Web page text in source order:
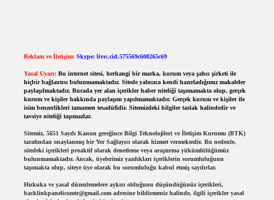
Reklam ve İletişim: Skype: live:.cid.575569c608265c69
Yasal Uyarı: Bu internet sitesi, herhangi bir marka, kurum veya şahıs şirketi ile
hiçbir bağlantısı bulunmamaktadır. Sitede yalnızca kendi hazırladığımız makaleler
paylaşılmaktadır. Burada yer alan içerikler haber niteliği taşımamakta olup, gerçek
kurum ve kişiler hakkında paylaşım yapılmamaktadır. Gerçek kurum ve kişiler ile
isim benzerlikleri tamamen tesadüfidir. Sitemizdeki bilgiler taslak halindedir ve
tavsiye niteliği taşımazlar.
Sitemiz, 5651 Sayılı Kanun gereğince Bilgi Teknolojileri ve İletişim Kurumu (BTK)
tarafından onaylanmış bir Yer Sağlayıcı olarak hizmet vermektedir. Bu nedenle,
sitedeki içerikleri proaktif olarak denetleme veya araştırma yükümlülüğümüz
bulunmamaktadır. Ancak, üyelerimiz yazdıkları içeriklerin sorumluluğunu
taşımakta olup, siteye üye olarak bu sorumluluğu kabul etmiş sayılırlar.
Hukuka ve yasal düzenlemelere aykırı olduğunu düşündüğünüz içerikleri,
backlinkpanelicomtr@gmail.comadresine bildirmeniz halinde, ilgili içerikler yasal